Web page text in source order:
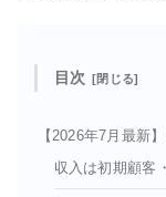
目次
【2026年7月最新
収入は初期顧客